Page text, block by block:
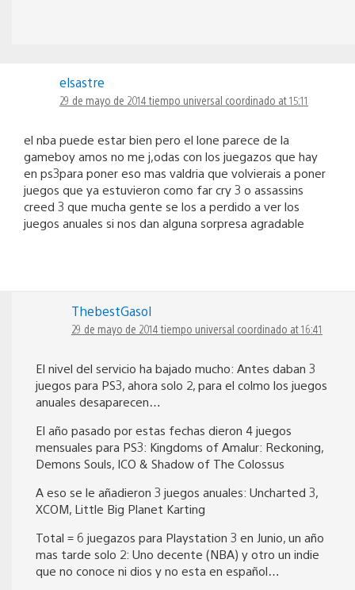
elsastre
29 de mayo de 2014 tiempo universal coordinado at 15:11
el nba puede estar bien pero el lone parece de la
gameboy amos no me j,odas con los juegazos que hay
en ps3para poner eso mas valdria que volvierais a poner
juegos que ya estuvieron como far cry 3 o assassins
creed 3 que mucha gente se los a perdido a ver los
juegos anuales si nos dan alguna sorpresa agradable
ThebestGasol
29 de mayo de 2014 tiempo universal coordinado at 16:41
El nivel del servicio ha bajado mucho: Antes daban 3
juegos para PS3, ahora solo 2, para el colmo los juegos
anuales desaparecen…
El año pasado por estas fechas dieron 4 juegos
mensuales para PS3: Kingdoms of Amalur: Reckoning,
Demons Souls, ICO & Shadow of The Colossus
A eso se le añadieron 3 juegos anuales: Uncharted 3,
XCOM, Little Big Planet Karting
Total = 6 juegazos para Playstation 3 en Junio, un año
mas tarde solo 2: Uno decente (NBA) y otro un indie
que no conoce ni dios y no esta en español…